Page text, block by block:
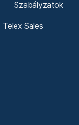
Szabályzatok
Telex Sales